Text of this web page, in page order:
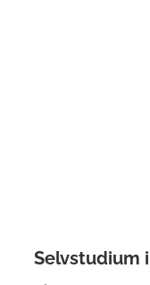
Selvstudium